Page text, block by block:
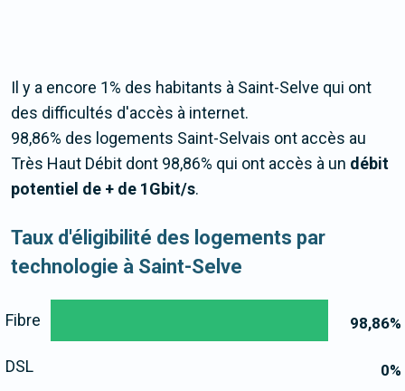
Il y a encore 1% des habitants à Saint-Selve qui ont
des difficultés d'accès à internet.
98,86% des logements Saint-Selvais ont accès au
Très Haut Débit dont 98,86% qui ont accès à un débit
potentiel de + de 1Gbit/s.
Taux d'éligibilité des logements par
technologie à Saint-Selve
98,86%
0%
Fibre
DSL